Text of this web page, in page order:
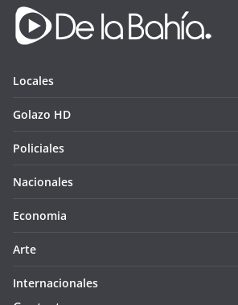
Locales
Golazo HD
Policiales
Nacionales
Economia
Arte
Internacionales